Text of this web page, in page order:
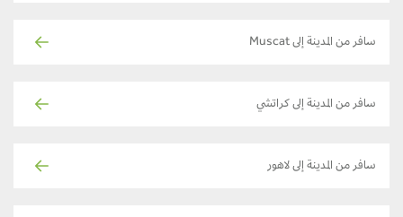
سافر من المدينة إلى Muscat
سافر من المدينة إلى كراتشي
سافر من المدينة إلى لاهور